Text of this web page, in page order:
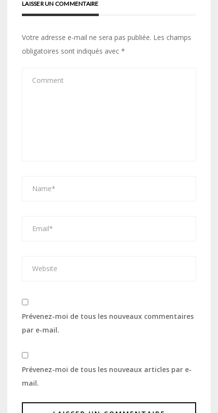
LAISSER UN COMMENTAIRE
Votre adresse e-mail ne sera pas publiée. Les champs
obligatoires sont indiqués avec *
Prévenez-moi de tous les nouveaux commentaires
par e-mail.
Prévenez-moi de tous les nouveaux articles par e-
mail.